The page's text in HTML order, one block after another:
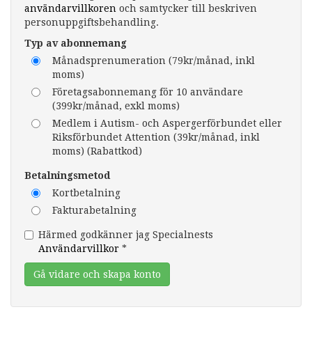
användarvillkoren och samtycker till beskriven
personuppgiftsbehandling.
Typ av abonnemang
Månadsprenumeration (79kr/månad, inkl
moms)
Företagsabonnemang för 10 användare
(399kr/månad, exkl moms)
Medlem i Autism- och Aspergerförbundet eller
Riksförbundet Attention (39kr/månad, inkl
moms) (Rabattkod)
Betalningsmetod
Kortbetalning
Fakturabetalning
Härmed godkänner jag Specialnests
Användarvillkor *
Gå vidare och skapa konto